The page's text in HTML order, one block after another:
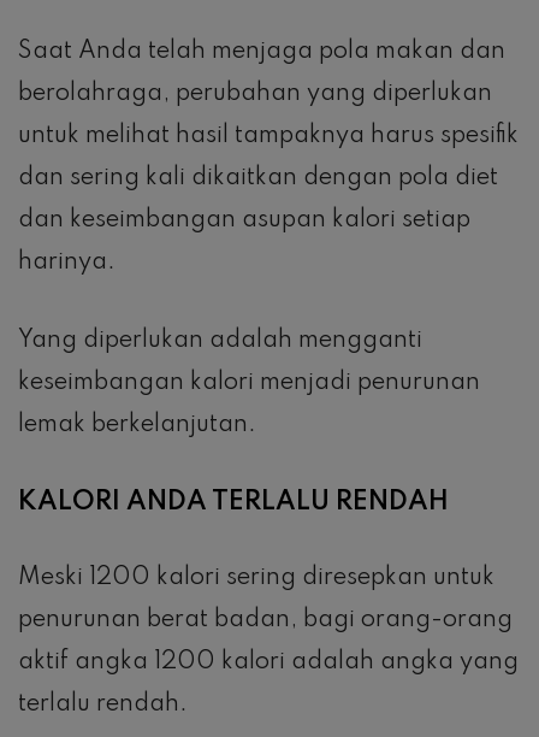
Saat Anda telah menjaga pola makan dan
berolahraga, perubahan yang diperlukan
untuk melihat hasil tampaknya harus spesifik
dan sering kali dikaitkan dengan pola diet
dan keseimbangan asupan kalori setiap
harinya.
Yang diperlukan adalah mengganti
keseimbangan kalori menjadi penurunan
lemak berkelanjutan.
KALORI ANDA TERLALU RENDAH
Meski 1200 kalori sering diresepkan untuk
penurunan berat badan, bagi orang-orang
aktif angka 1200 kalori adalah angka yang
terlalu rendah.